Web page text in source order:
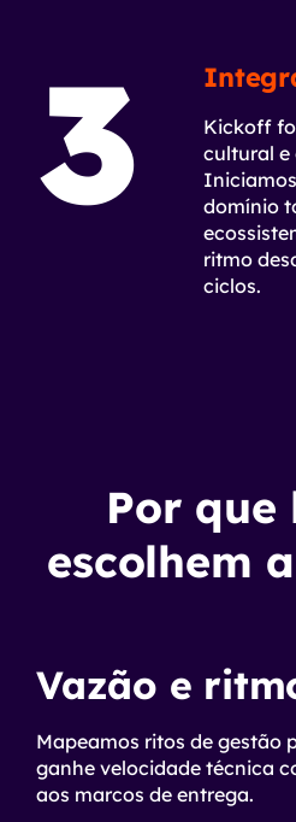
Kickoff
cultural e
domínio
ritmo
ciclos.
3
Por que
escolhem
Vazão e
Mapeamos ritos de gestão
ganhe velocidade técnica
aos marcos de entrega.